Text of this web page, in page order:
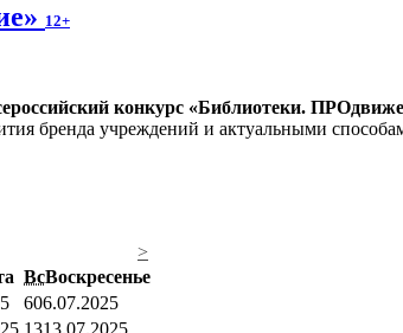
12+
конкурс «Библиотеки.
бренда учреждений и актуальными
>
ВсВоскресенье
606.07.2025
1313.07.2025